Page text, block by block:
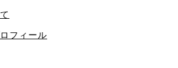
フィール